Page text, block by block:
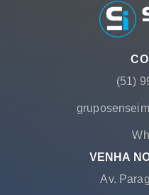
(51)
VENHA
Av.